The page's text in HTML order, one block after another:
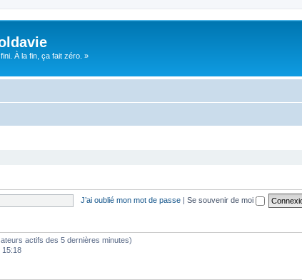
À la fin, ça fait zéro. »
J’ai oublié mon mot de passe | Se souvenir de moi
actifs des 5 dernières minutes)
15:18